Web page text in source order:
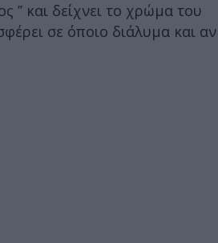
’’ και δείχνει το χρώμα του
σε όποιο διάλυμα και αν